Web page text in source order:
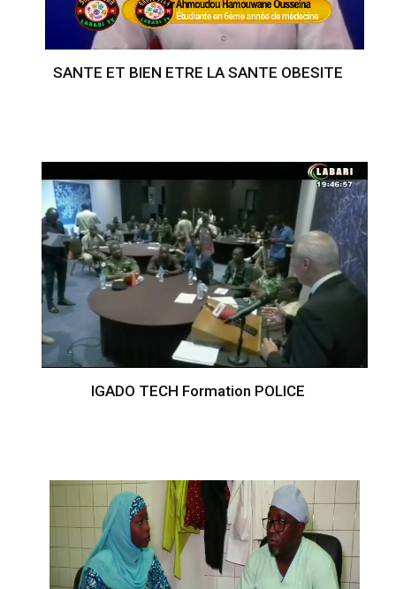
SANTE ET BIEN ETRE LA SANTE OBESITE
IGADO TECH Formation POLICE